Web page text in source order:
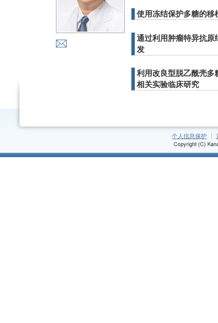
使用冻结保护多糖的移
通过利用肿瘤特异抗原
发
利用改良型脱乙酰壳多
相关实验临床研究
个人信息保护